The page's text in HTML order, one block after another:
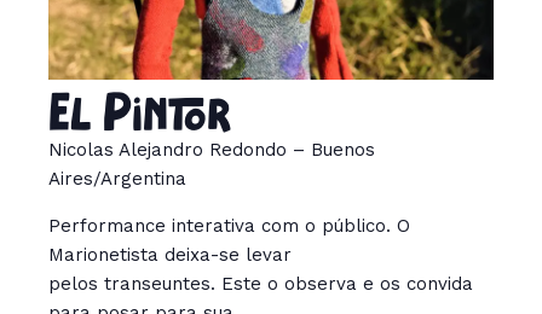
El Pintor
Nicolas Alejandro Redondo – Buenos
Aires/Argentina
Performance interativa com o público. O
Marionetista deixa-se levar
pelos transeuntes. Este o observa e os convida